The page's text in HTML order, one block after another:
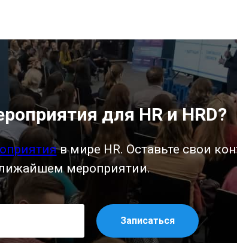
для HR и HRD?
в мире HR. Оставьте свои
мероприятии.
Записаться